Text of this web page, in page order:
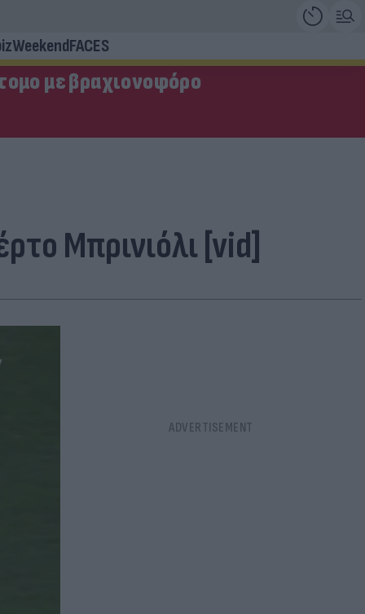
WeekendFACES
με βραχιονοφόρο
Μπρινιόλι [vid]